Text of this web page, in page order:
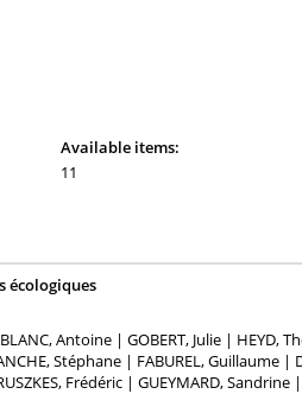
Available items:
11
écologiques
Antoine | GOBERT, Julie | HEYD,
Stéphane | FABUREL, Guillaume |
Frédéric | GUEYMARD, Sandrine